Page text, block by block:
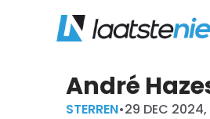
André
STERREN•29 DEC 2024,